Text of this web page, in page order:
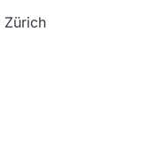
Zürich